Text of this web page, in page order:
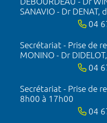
SANAVIO - Dr DENAT,
04
Secrétariat - Prise de
MONINO - Dr
04
Secrétariat - Prise de
8h00 à 17h00
04